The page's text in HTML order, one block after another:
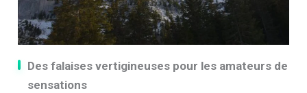
Des falaises vertigineuses pour les amateurs de
sensations